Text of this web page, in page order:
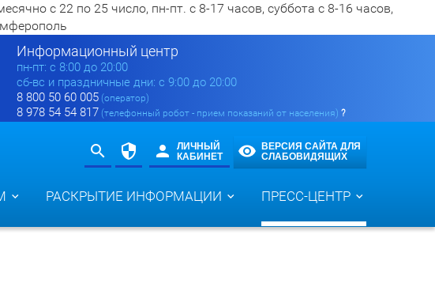
с 22 по 25 число, пн-пт. с 8-17 часов, суббота с 8-16 часов,
Информационный центр
пн-пт: c 8:00 до 20:00
сб-вс и праздничные дни: с 9:00 до 20:00
8 800 50 60 005 (оператор)
8 978 54 54 817 (телефонный робот - прием показаний от населения) ?
ЛИЧНЫЙ
КАБИНЕТ
ВЕРСИЯ САЙТА ДЛЯ
СЛАБОВИДЯЩИХ
РАСКРЫТИЕ ИНФОРМАЦИИ ПРЕСС-ЦЕНТР